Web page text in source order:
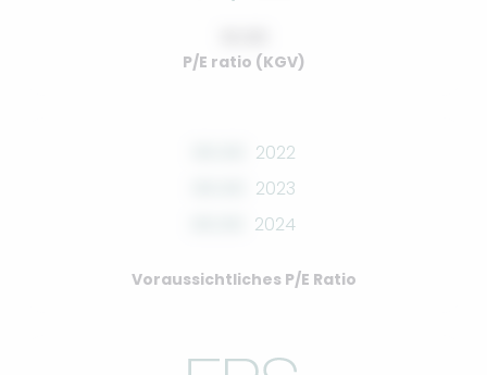
P/E ratio (KGV)
2022
2023
2024
Voraussichtliches P/E Ratio